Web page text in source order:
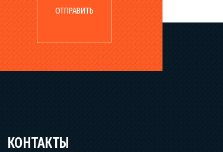
КОНТАКТЫ